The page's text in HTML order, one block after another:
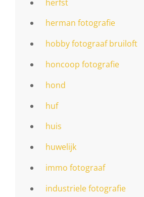
herfst
herman fotografie
hobby fotograaf bruiloft
honcoop fotografie
hond
huf
huis
huwelijk
immo fotograaf
industriele fotografie